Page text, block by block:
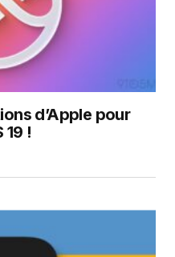
d’Apple pour
19 !